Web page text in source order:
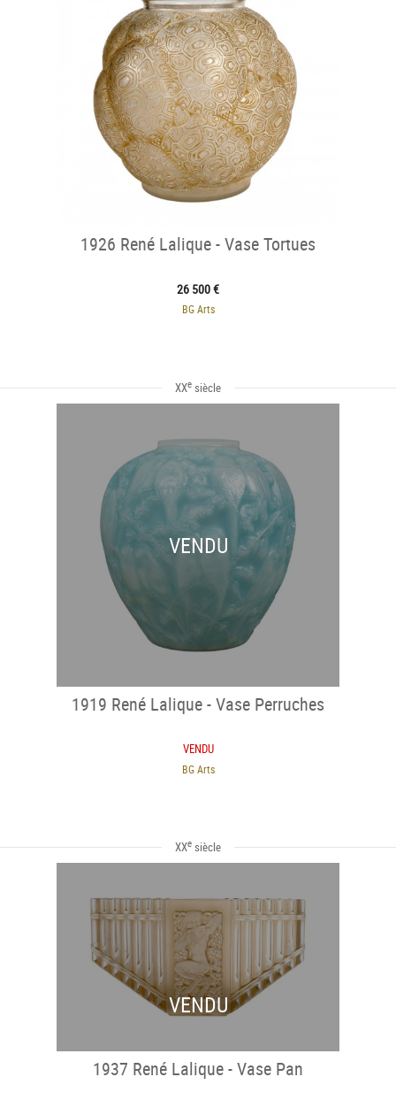
1926 René Lalique - Vase Tortues
26 500 €
BG Arts
XXe siècle
VENDU
1919 René Lalique - Vase Perruches
VENDU
BG Arts
XXe siècle
VENDU
1937 René Lalique - Vase Pan